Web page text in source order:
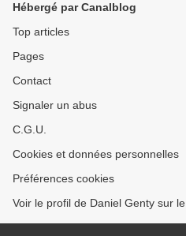
Hébergé par Canalblog
Top articles
Pages
Contact
Signaler un abus
C.G.U.
Cookies et données personnelles
Préférences cookies
Voir le profil de Daniel Genty sur